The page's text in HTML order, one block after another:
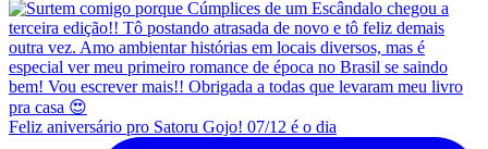
Feliz aniversário pro Satoru Gojo! 07/12 é o dia